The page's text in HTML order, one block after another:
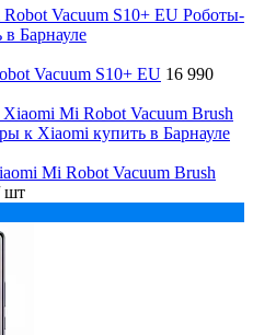
Vacuum S10+ EU 16 990
Mi Robot Vacuum Brush
шт